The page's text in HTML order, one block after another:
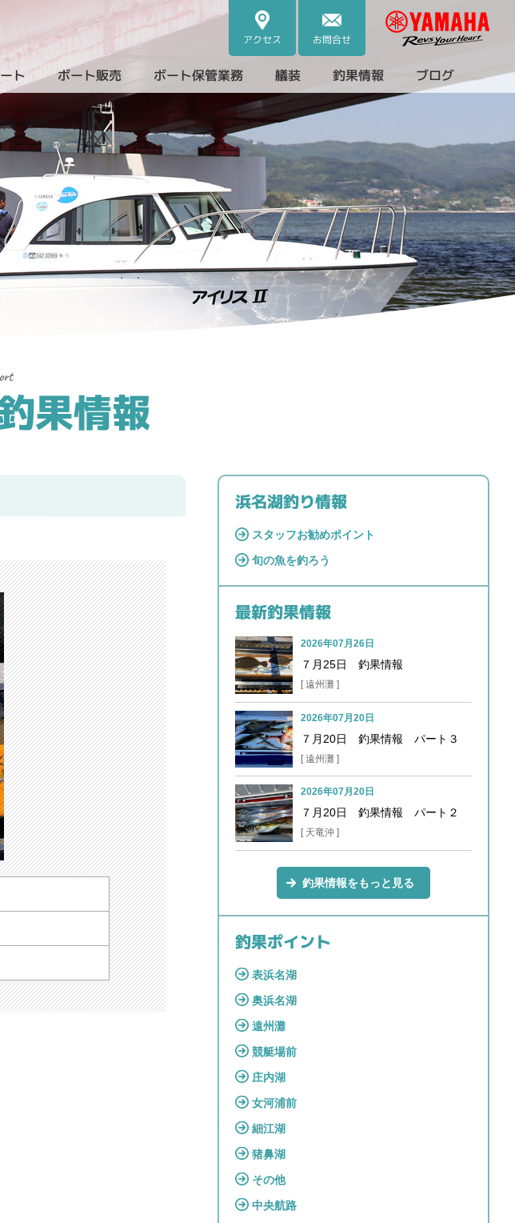
アクセス お問合せ
名湖）
ト
（クルーザーレンタル）
ボート販売 ボート保管業務 艤装 釣果情報 ブログ
果情報
浜名湖釣り情報
スタッフお勧めポイント
旬の魚を釣ろう
最新釣果情報
2026年07月26日
７月25日 釣果情報
[ 遠州灘 ]
2026年07月20日
７月20日 釣果情報 パート３
[ 遠州灘 ]
2026年07月20日
７月20日 釣果情報 パート２
[ 天竜沖 ]
釣果情報をもっと見る
釣果ポイント
表浜名湖
奥浜名湖
遠州灘
競艇場前
庄内湖
女河浦前
細江湖
猪鼻湖
その他
中央航路